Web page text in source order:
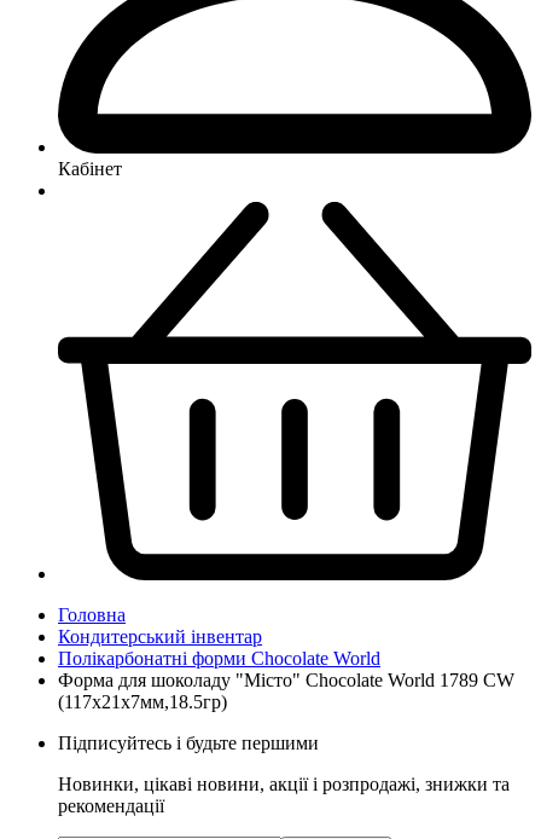
Кабінет
Головна
Кондитерський інвентар
Полікарбонатні форми Chocolate World
Форма для шоколаду "Місто" Chocolate World 1789 CW
(117x21x7мм,18.5гр)
Підписуйтесь і будьте першими
Новинки, цікаві новини, акції і розпродажі, знижки та
рекомендації